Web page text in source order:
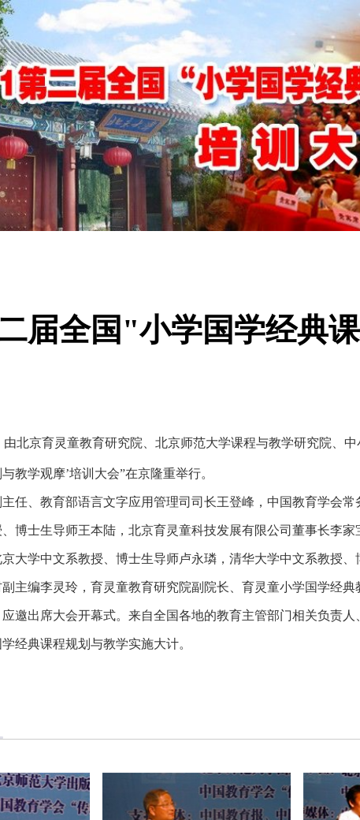
届全国"小学国学经典
由北京育灵童教育研究院、北京师范大学课程与教学研究院、
教学观摩’培训大会”在京隆重举行。
、教育部语言文字应用管理司司长王登峰，中国教育学会常
博士生导师王本陆，北京育灵童科技发展有限公司董事长李
大学中文系教授、博士生导师卢永璘，清华大学中文系教授
主编李灵玲，育灵童教育研究院副院长、育灵童小学国学经
邀出席大会开幕式。来自全国各地的教育主管部门相关负责
经典课程规划与教学实施大计。